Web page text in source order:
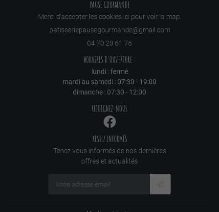
PAUSE GOURMANDE
Merci d'accepter les cookies ici pour voir la map.
04 70 20 61 76
HORAIRES D'OUVERTURE :
lundi : fermé
mardi au samedi : 07:30 - 19:00
dimanche : 07:30 - 12:00
REJOIGNEZ-NOUS
RESTEZ INFORMÉS
Tenez vous informés de nos dernières
offres et actualités